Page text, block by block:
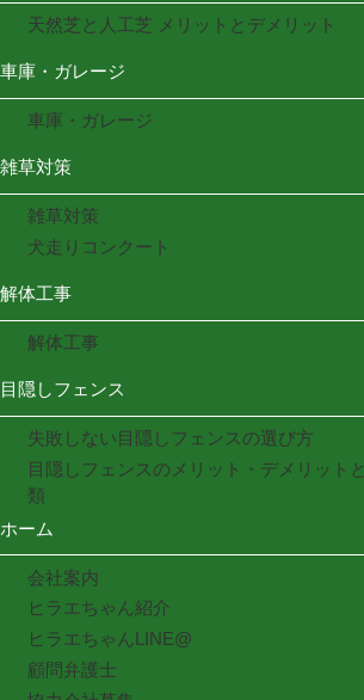
天然芝と人工芝 メリットとデメリット
車庫・ガレージ
車庫・ガレージ
雑草対策
雑草対策
犬走りコンクート
解体工事
解体工事
目隠しフェンス
失敗しない目隠しフェンスの選び方
目隠しフェンスのメリット・デメリット
類
ホーム
会社案内
ヒラエちゃん紹介
ヒラエちゃんLINE@
顧問弁護士